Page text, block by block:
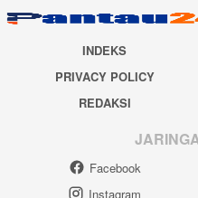
INDEKS
PRIVACY POLICY
REDAKSI
Facebook
Instagram